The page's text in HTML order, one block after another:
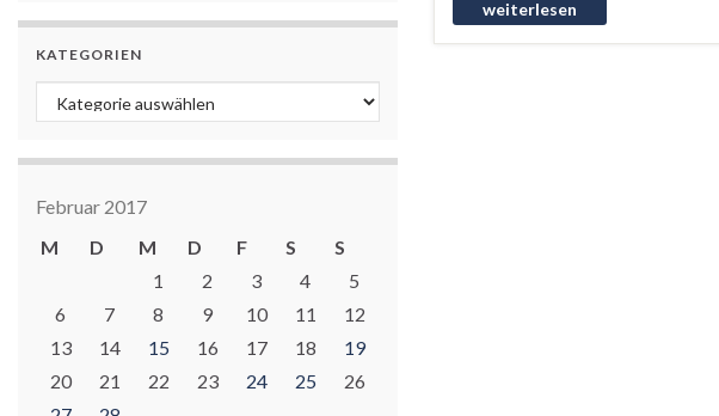
KATEGORIEN
Kategorien
Februar 2017
M
D M D F S
S
1
2 3 4
5
6
7 8 9 10 11
12
13
14 15 16 17 18
19
20
21 22 23 24 25
26